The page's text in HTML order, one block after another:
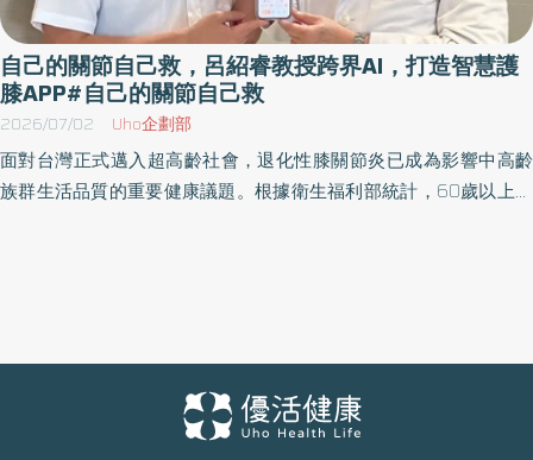
自己的關節自己救，呂紹睿教授跨界AI，打造智慧護
膝APP#自己的關節自己救
2026/07/02 Uho企劃部
面對台灣正式邁入超高齡社會，退化性膝關節炎已成為影響中高齡
族群生活品質的重要健康議題。根據衛生福利部統計，60歲以上民
感測裝置及數位健康管理，協助民眾從日常生活建立正確護膝習
慣，落實「自己的膝蓋自己救」的健康理念。 AI即時監測步態 及